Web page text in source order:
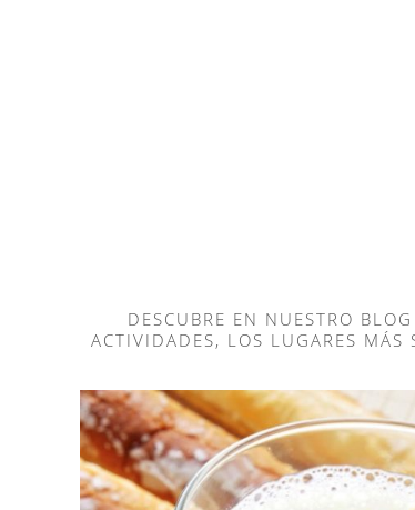
DESCUBRE EN NUESTRO
ACTIVIDADES, LOS LUGARES MÁS